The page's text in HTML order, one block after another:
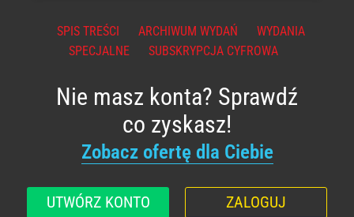
SPIS TREŚCI ARCHIWUM WYDAŃ
WYDANIA
SPECJALNE
SUBSKRYPCJA CYFROWA
Nie masz konta? Sprawdź
co zyskasz!
Zobacz ofertę dla Ciebie
UTWÓRZ KONTO ZALOGUJ